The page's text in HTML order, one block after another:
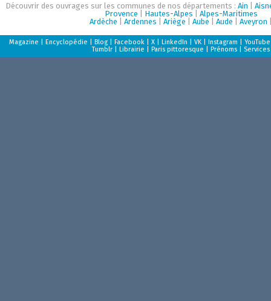
Découvrir des ouvrages sur les communes de nos départements :Ain |
Provence
Hautes-Alpes
Alpes-Maritimes
Ardèche |Ardennes |Ariège |Aube |Aude |Aveyron
Magazine |Encyclopédie |Blog |Facebook |X |LinkedIn |VK |Instagram |YouTube
Tumblr |Librairie |Paris pittoresque |Prénoms Services